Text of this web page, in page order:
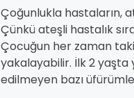
Çoğunlukla hastaların,
Çünkü ateşli hastalık
Çocuğun her zaman
yakalayabilir. İlk 2 yaşta
edilmeyen bazı